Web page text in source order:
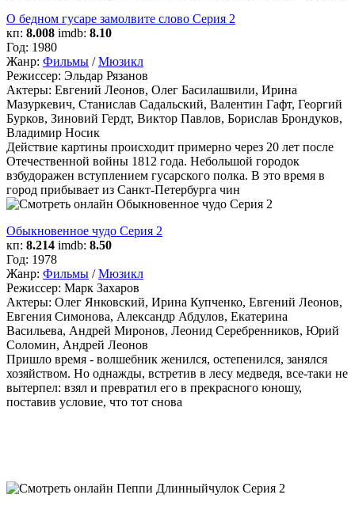
О бедном гусаре замолвите слово Серия 2
кп: 8.008 imdb: 8.10
Год: 1980
Жанр: Фильмы /Мюзикл
Режиссер: Эльдар Рязанов
Актеры: Евгений Леонов, Олег Басилашвили, Ирина
Мазуркевич, Станислав Садальский, Валентин Гафт, Георгий
Бурков, Зиновий Гердт, Виктор Павлов, Борислав Брондуков,
Владимир Носик
Действие картины происходит примерно через 20 лет после
Отечественной войны 1812 года. Небольшой городок
взбудоражен вступлением гусарского полка. В это время в
город прибывает из Санкт-Петербурга чин
Обыкновенное чудо Серия 2
кп: 8.214 imdb: 8.50
Год: 1978
Жанр: Фильмы /Мюзикл
Режиссер: Марк Захаров
Актеры: Олег Янковский, Ирина Купченко, Евгений Леонов,
Евгения Симонова, Александр Абдулов, Екатерина
Васильева, Андрей Миронов, Леонид Серебренников, Юрий
Соломин, Андрей Леонов
Пришло время - волшебник женился, остепенился, занялся
хозяйством. Но однажды, встретив в лесу медведя, все-таки не
вытерпел: взял и превратил его в прекрасного юношу,
поставив условие, что тот снова